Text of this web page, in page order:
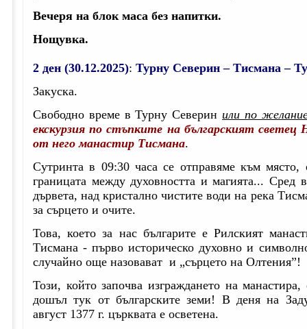
Вечеря на блок маса без напитки.
Нощувка.
2 ден (30.12.2025): Турну Северин – Тисмана –
Закуска.
Свободно време в Турну Северин или по
екскурзия по стъпките на българският
от него манастир Тисмана.
Сутринта в 09:30 часа се отправяме към място,
границата между духовността и магията... Сред
дървета, над кристално чистите води на река
за сърцето и очите.
Това, което за нас българите е Рилският
Тисмана - първо историческо духовно и
случайно още назовават и „сърцето на Олтения”!
Този, който започва изграждането на
дошъл тук от българските земи! В деня на
август 1377 г. църквата е осветена.